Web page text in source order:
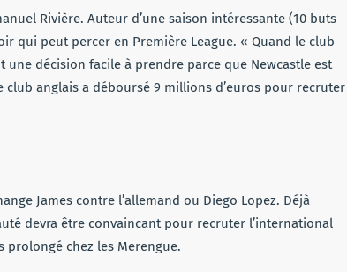
Rivière. Auteur d’une saison intéressante (10 buts
qui peut percer en Première League. « Quand le club
une décision facile à prendre parce que Newcastle est
anglais a déboursé 9 millions d’euros pour recruter
James contre l’allemand ou Diego Lopez. Déjà
devra être convaincant pour recruter l’international
prolongé chez les Merengue.